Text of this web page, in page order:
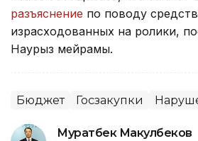
разъяснение по поводу
израсходованных на ролики,
Наурыз мейрамы.
Бюджет Госзакупки
Муратбек Макулбеков